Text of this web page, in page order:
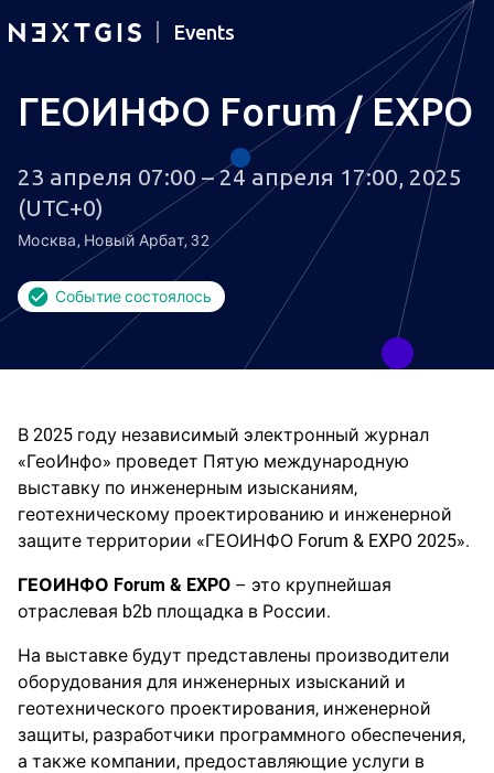
Events
ГЕОИНФО Forum / EXPO
23 апреля 07:00 – 24 апреля 17:00, 2025
(UTC+0)
Москва, Новый Арбат, 32
Событие состоялось
В 2025 году независимый электронный журнал
«ГеоИнфо» проведет Пятую международную
выставку по инженерным изысканиям,
геотехническому проектированию и инженерной
защите территории «ГЕОИНФО Forum & EXPO 2025».
ГЕОИНФО Forum & EXPO – это крупнейшая
отраслевая b2b площадка в России.
На выставке будут представлены производители
оборудования для инженерных изысканий и
геотехнического проектирования, инженерной
защиты, разработчики программного обеспечения,
а также компании, предоставляющие услуги в